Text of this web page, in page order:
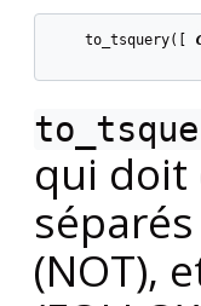
    to_tsquery([
qui doit
(NOT),